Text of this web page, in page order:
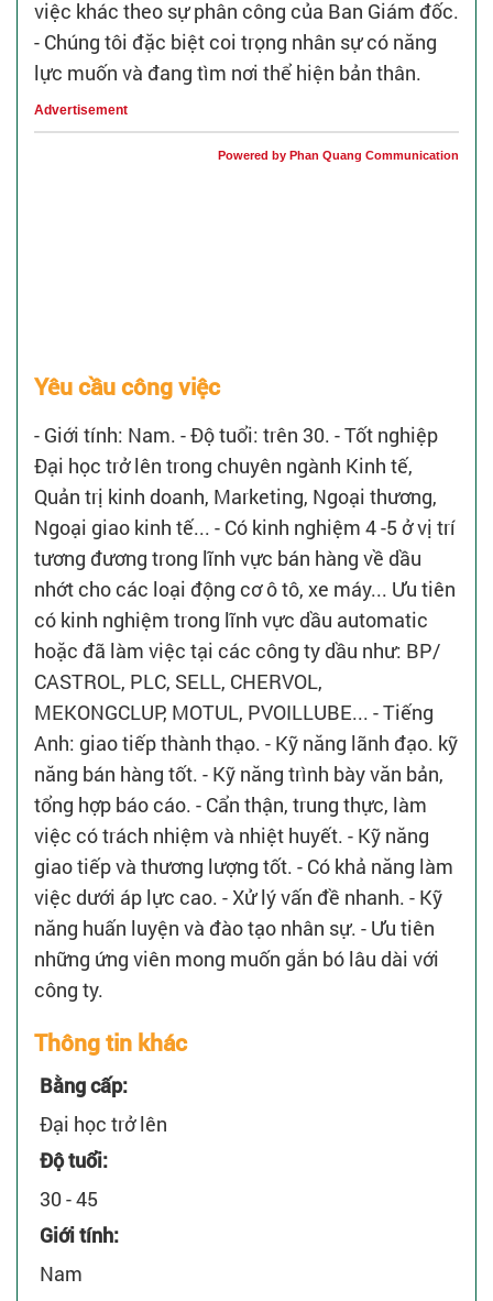
việc khác theo sự phân công của Ban Giám đốc.
- Chúng tôi đặc biệt coi trọng nhân sự có năng
lực muốn và đang tìm nơi thể hiện bản thân.
Advertisement
Powered by Phan Quang Communication
Yêu cầu công việc
- Giới tính: Nam. - Độ tuổi: trên 30. - Tốt nghiệp
Đại học trở lên trong chuyên ngành Kinh tế,
Quản trị kinh doanh, Marketing, Ngoại thương,
Ngoại giao kinh tế... - Có kinh nghiệm 4 -5 ở vị trí
tương đương trong lĩnh vực bán hàng về dầu
nhớt cho các loại động cơ ô tô, xe máy... Ưu tiên
có kinh nghiệm trong lĩnh vực dầu automatic
hoặc đã làm việc tại các công ty dầu như: BP/
CASTROL, PLC, SELL, CHERVOL,
MEKONGCLUP, MOTUL, PVOILLUBE... - Tiếng
Anh: giao tiếp thành thạo. - Kỹ năng lãnh đạo. kỹ
năng bán hàng tốt. - Kỹ năng trình bày văn bản,
tổng hợp báo cáo. - Cẩn thận, trung thực, làm
việc có trách nhiệm và nhiệt huyết. - Kỹ năng
giao tiếp và thương lượng tốt. - Có khả năng làm
việc dưới áp lực cao. - Xử lý vấn đề nhanh. - Kỹ
năng huấn luyện và đào tạo nhân sự. - Ưu tiên
những ứng viên mong muốn gắn bó lâu dài với
công ty.
Thông tin khác
Bằng cấp:
Đại học trở lên
Độ tuổi:
30 - 45
Giới tính:
Nam